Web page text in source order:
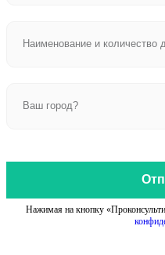
Нажимая на кнопку